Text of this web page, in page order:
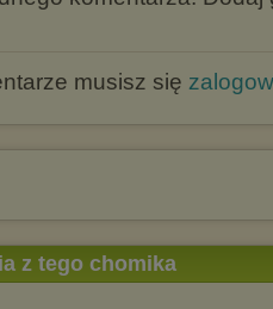
musisz się
z tego chomika